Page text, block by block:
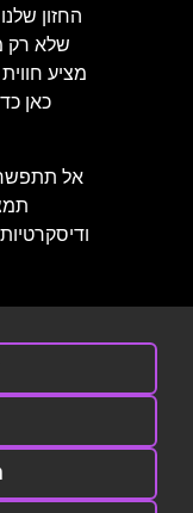
החזון
שלא רק
מציע
כאן
אל